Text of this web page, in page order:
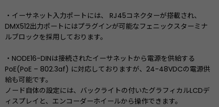
・イーサネット入力ポートには、 RJ45コネクターが搭載され、
DMX512出力ポートにはプラグインが可能なフェニックスターミナ
ルブロックを採用しております。
・NODE16-DINは接続されたイーサネットから電源を供給する
PoE(PoE – 802.3af) に対応しておりますが、24-48VDCの電源供
給も可能です。
ノード自体の設定には、バックライトの付いたグラフィカルLCDデ
ィスプレイと、エンコーダーホイールから操作できます。